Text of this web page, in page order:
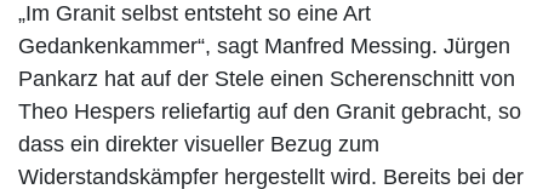
„Im Granit selbst entsteht so eine Art
Gedankenkammer“, sagt Manfred Messing. Jürgen
Pankarz hat auf der Stele einen Scherenschnitt von
Theo Hespers reliefartig auf den Granit gebracht, so
dass ein direkter visueller Bezug zum
Widerstandskämpfer hergestellt wird. Bereits bei der